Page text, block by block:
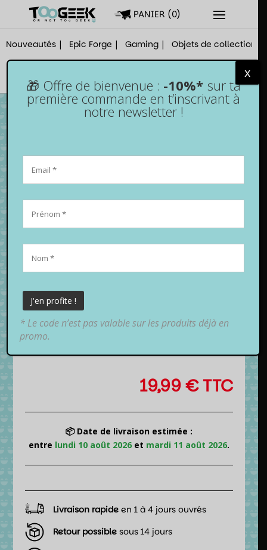
PANIER (0)
Nouveautés Epic Forge Gaming Objets de collection
19,99€TTC
📦 Date de livraison estimée :
entre lundi 10 août 2026 et mardi 11 août 2026.
Livraison rapide en 1 à 4 jours ouvrés
Retour possible sous 14 jours
🎁 Offre de bienvenue : -10%* sur ta
première commande en t’inscrivant à
notre newsletter !
* Le code n’est pas valable sur les produits déjà en
promo.
x